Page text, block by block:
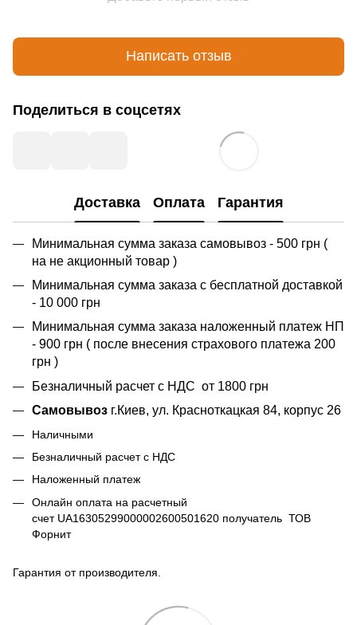
Написать отзыв
Поделиться в соцсетях
Доставка Оплата Гарантия
Минимальная сумма заказа самовывоз - 500 грн (
на не акционный товар )
Минимальная сумма заказа с бесплатной доставкой
- 10 000 грн
Минимальная сумма заказа наложенный платеж НП
- 900 грн ( после внесения страхового платежа 200
грн )
Безналичный расчет с НДС от 1800 грн
Самовывоз г.Киев, ул. Красноткацкая 84, корпус 26
Наличными
Безналичный расчет с НДС
Наложенный платеж
Онлайн оплата на расчетный
счет UA16305299000002600501620 получатель ТОВ
Форнит
Гарантия от производителя.